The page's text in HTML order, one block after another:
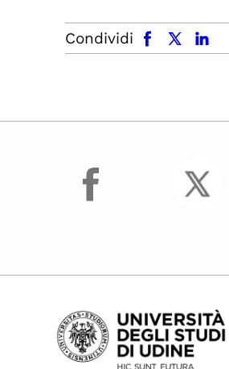
Condividi
facebook x.com linkedin
facebook